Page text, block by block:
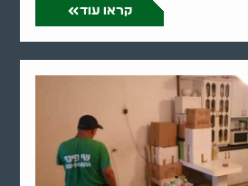
קראו עוד